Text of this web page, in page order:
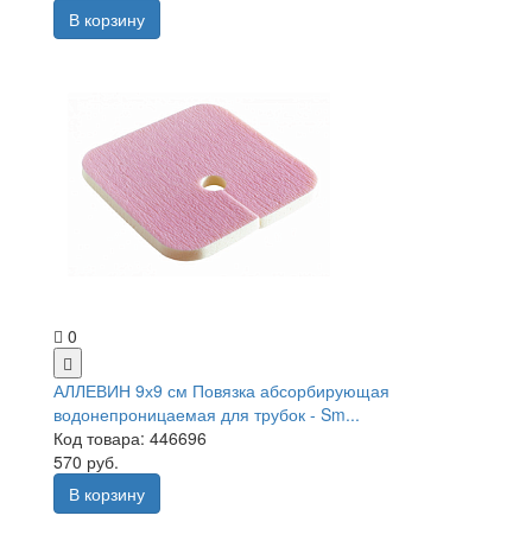
В корзину
0
АЛЛЕВИН 9х9 см Повязка абсорбирующая
водонепроницаемая для трубок - Sm...
Код товара: 446696
570 руб.
В корзину